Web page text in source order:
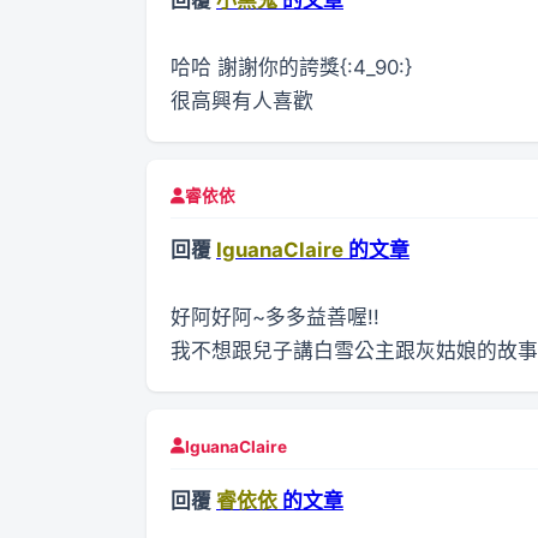
哈哈 謝謝你的誇獎{:4_90:}
很高興有人喜歡
睿依依
回覆 IguanaClaire 的文章
好阿好阿~多多益善喔!!
我不想跟兒子講白雪公主跟灰姑娘的故
IguanaClaire
回覆 睿依依 的文章